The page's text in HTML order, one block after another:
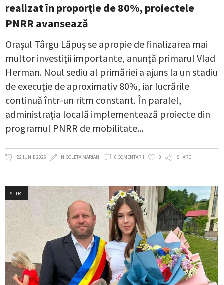
realizat în proporție de 80%, proiectele
PNRR avansează
Orașul Târgu Lăpuș se apropie de finalizarea mai
multor investiții importante, anunță primarul Vlad
Herman. Noul sediu al primăriei a ajuns la un stadiu
de execuție de aproximativ 80%, iar lucrările
continuă într-un ritm constant. În paralel,
administrația locală implementează proiecte din
programul PNRR de mobilitate
22 IUNIE 2026 NICOLETA MARIAN 0 COMENTARII 0 SHARE
ȘTIRI